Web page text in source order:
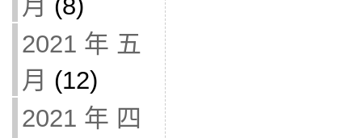
月 (8)
2021 年 五
月 (12)
2021 年 四